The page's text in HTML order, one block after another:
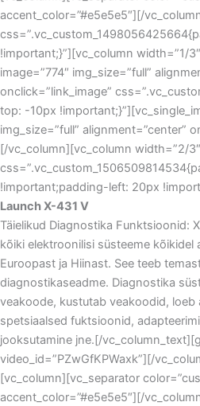
accent_color=”#e5e5e5″][/
!important;}”][vc_column width=”1/
image=”774″ img_size=”full”
onclick=”link_image”
top: -10px
img_size=”full” alignment=”center”
[/vc_column][vc_column width=”2/
!important;padding-left: 20px
Launch X-431 V
Täielikud Diagnostika Funktsioonid:
kõiki elektroonilisi süsteeme kõikidel
Euroopast ja Hiinast. See teeb
diagnostikaseadme. Diagnostika
veakoode, kustutab veakoodid, loeb
spetsiaalsed fuktsioonid,
jooksutamine jne.[/
video_id=”PZwGfKPWaxk”][/
[vc_column][vc_separator
accent_color=”#e5e5e5″][/